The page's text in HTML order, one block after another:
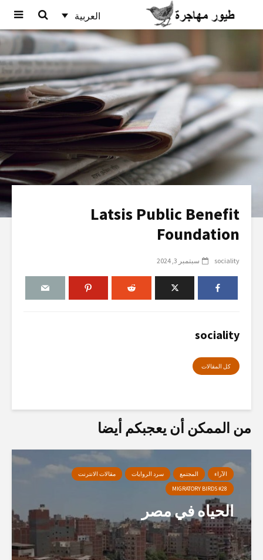
العربية
Latsis Public Benefit
Foundation
sociality سبتمبر 3, 2024
sociality
كل المقالات
من الممكن أن يعجبكم أيضا
الآراء المجتمع سرد الروايات
مقالات الانترنت
MIGRATORY BIRDS #28
الحياه في مصر